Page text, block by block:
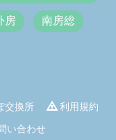
房 南房総
交換所
利用規約
い合わせ